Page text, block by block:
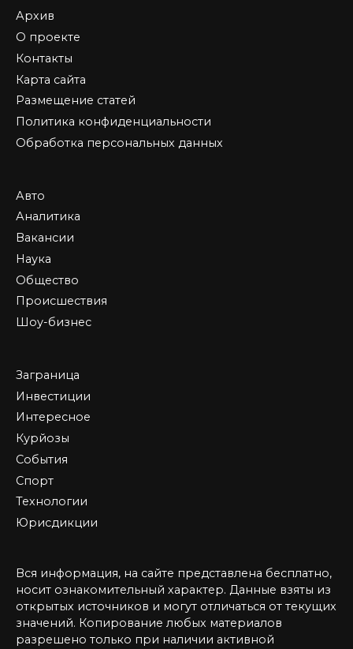
Архив
О проекте
Контакты
Карта сайта
Размещение статей
Политика конфиденциальности
Обработка персональных данных
Авто
Аналитика
Вакансии
Наука
Общество
Происшествия
Шоу-бизнес
Заграница
Инвестиции
Интересное
Курйозы
События
Спорт
Технологии
Юрисдикции
Вся информация, на сайте представлена бесплатно,
носит ознакомительный характер. Данные взяты из
открытых источников и могут отличаться от текущих
значений. Копирование любых материалов
разрешено только при наличии активной